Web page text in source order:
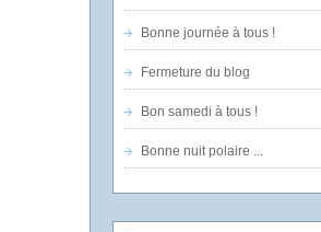
Bonne journée à tous !
Fermeture du blog
Bon samedi à tous !
Bonne nuit polaire ...